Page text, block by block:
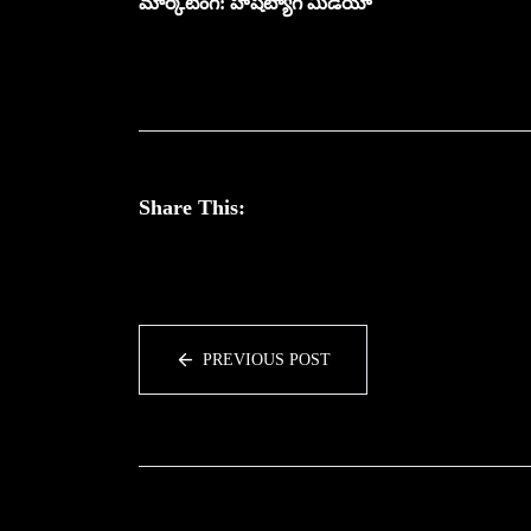
Share This:
PREVIOUS POST